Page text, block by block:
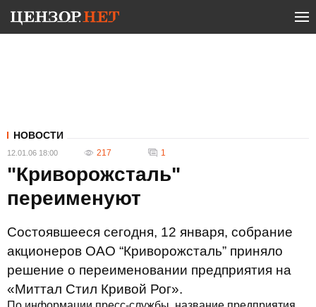
НОВОСТИ
12.01.06 18:00 217 1
"Криворожсталь"
переименуют
Состоявшееся сегодня, 12 января, собрание
акционеров ОАО “Криворожсталь” приняло
решение о переименовании предприятия на
«Миттал Стил Кривой Рог».